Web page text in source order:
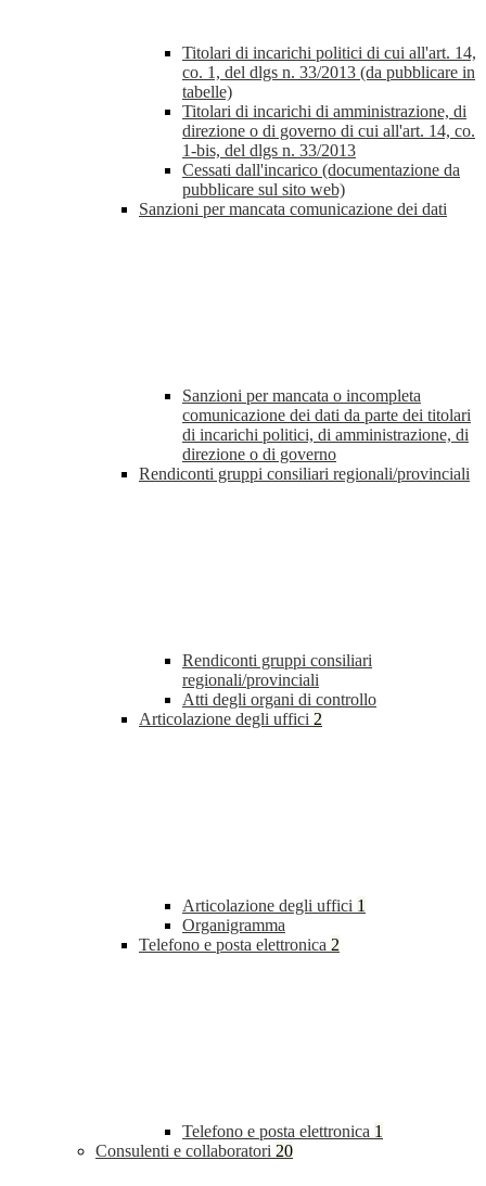
Titolari di incarichi politici di cui all'art. 14,
co. 1, del dlgs n. 33/2013 (da pubblicare in
tabelle)
Titolari di incarichi di amministrazione, di
direzione o di governo di cui all'art. 14, co.
1-bis, del dlgs n. 33/2013
Cessati dall'incarico (documentazione da
pubblicare sul sito web)
Sanzioni per mancata comunicazione dei dati
Sanzioni per mancata o incompleta
comunicazione dei dati da parte dei titolari
di incarichi politici, di amministrazione, di
direzione o di governo
Rendiconti gruppi consiliari regionali/provinciali
Rendiconti gruppi consiliari
regionali/provinciali
Atti degli organi di controllo
Articolazione degli uffici 2
Articolazione degli uffici 1
Organigramma
Telefono e posta elettronica 2
Telefono e posta elettronica 1
Consulenti e collaboratori 20